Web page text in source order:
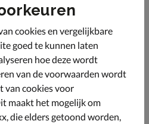
de voeten warm te houden op
bekleding van warm fake
loopzool met grof profiel
cookies en vergelijkbare
goed te kunnen laten
hoe deze wordt
van de voorwaarden wordt
van cookies voor
maakt het mogelijk om
die elders getoond worden,